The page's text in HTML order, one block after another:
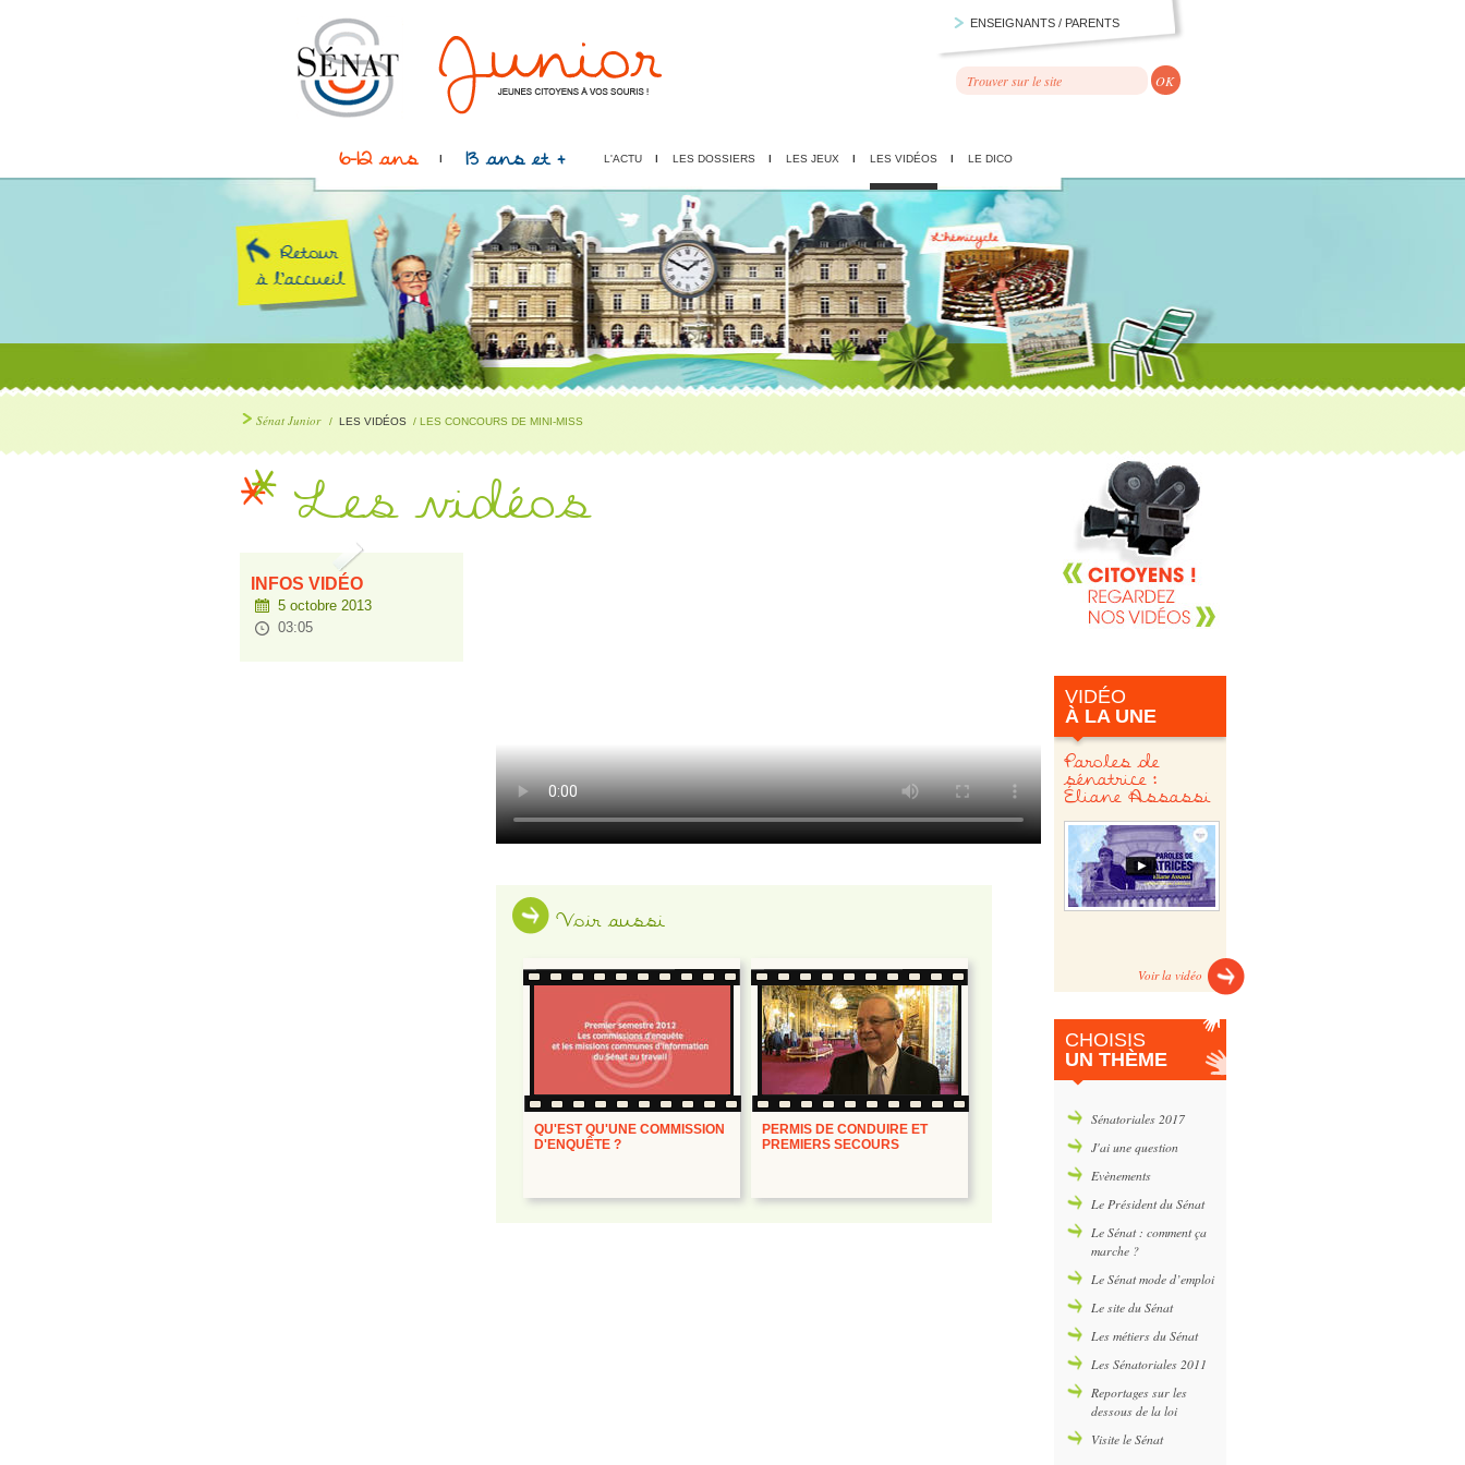
6-12 ans 13 ans et + L'ACTU LES DOSSIERS LES JEUX LES VIDÉOS LE DICO
ENSEIGNANTS / PARENTS
Sénat Junior / LES VIDÉOS / LES CONCOURS DE MINI-MISS
Les vidéos
INFOS VIDÉO
5 octobre 2013
03:05
Voir aussi
QU'EST QU'UNE COMMISSION
D'ENQUÊTE ?
PERMIS DE CONDUIRE ET
PREMIERS SECOURS
VIDÉO
À LA UNE
Paroles de
sénatrice :
Éliane Assassi
Voir la vidéo
CHOISIS
UN THÈME
Sénatoriales 2017
J'ai une question
Evènements
Le Président du Sénat
Le Sénat : comment ça
marche ?
Le Sénat mode d’emploi
Le site du Sénat
Les métiers du Sénat
Les Sénatoriales 2011
Reportages sur les
dessous de la loi
Visite le Sénat